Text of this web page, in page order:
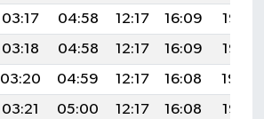
03:17 04:58 12:17 16:09
19:26
03:18 04:58 12:17 16:09
19:25
03:20 04:59 12:17 16:08
19:24
03:21 05:00 12:17 16:08
19:23